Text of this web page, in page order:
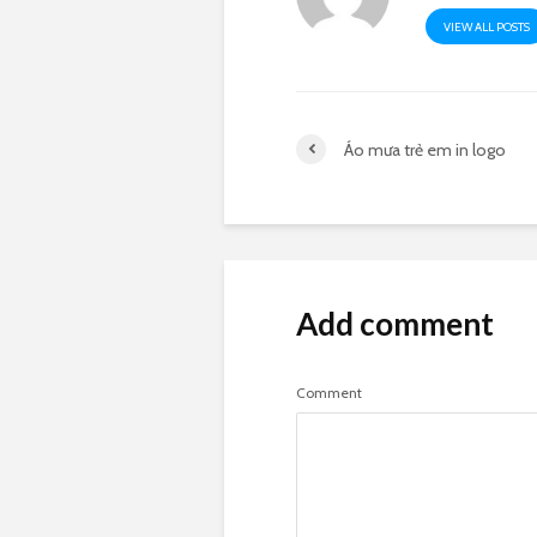
VIEW ALL POSTS
Áo mưa trẻ em in logo
Add comment
Comment